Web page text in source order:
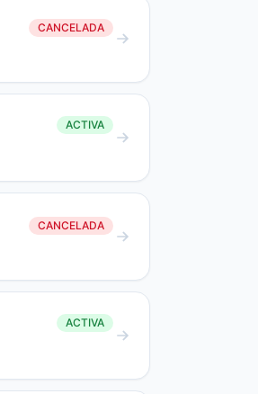
CANCELADA
ACTIVA
CANCELADA
ACTIVA